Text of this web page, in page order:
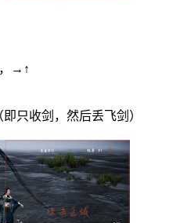
→↑
只收剑，然后丢飞剑）